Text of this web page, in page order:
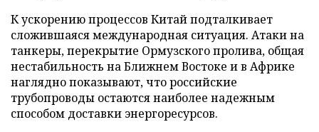
К ускорению процессов Китай подталкивает
сложившаяся международная ситуация. Атаки на
танкеры, перекрытие Ормузского пролива, общая
нестабильность на Ближнем Востоке и в Африке
наглядно показывают, что российские
трубопроводы остаются наиболее надежным
способом доставки энергоресурсов.